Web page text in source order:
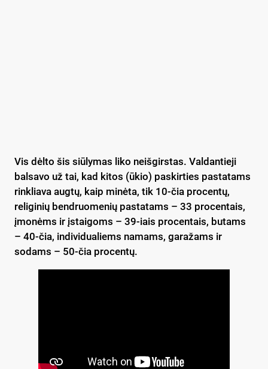
Vis dėlto šis siūlymas liko neišgirstas. Valdantieji
balsavo už tai, kad kitos (ūkio) paskirties pastatams
rinkliava augtų, kaip minėta, tik 10-čia procentų,
religinių bendruomenių pastatams – 33 procentais,
įmonėms ir įstaigoms – 39-iais procentais, butams
– 40-čia, individualiems namams, garažams ir
sodams – 50-čia procentų.